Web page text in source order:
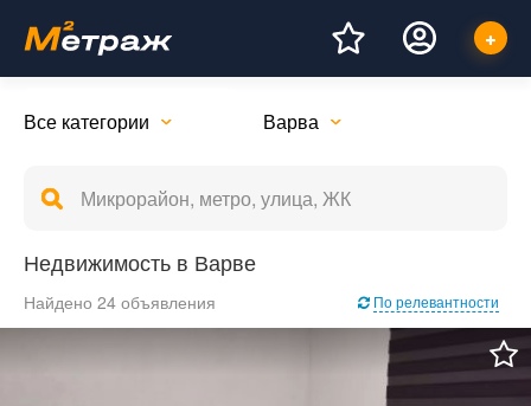
Все категории Варва
Недвижимость в Варве
Найдено 24 объявления По релевантности